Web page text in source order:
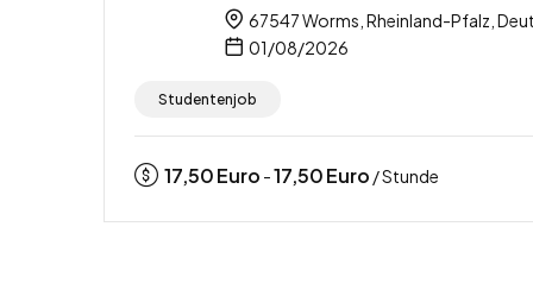
67547 Worms, Rheinland-Pfalz,
01/08/2026
Studentenjob
17,50Euro -17,50Euro / Stunde